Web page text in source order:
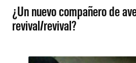
¿Un nuevo compañero de
revival/revival?